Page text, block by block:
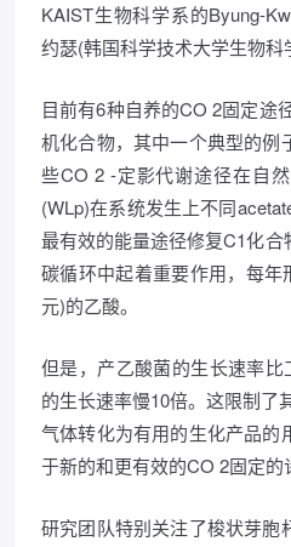
KAIST生物科学系的Byung-
约瑟(韩国科学技术大学生物科
目前有6种自养的CO 2固定途
机化合物，其中一个典型的例
些CO 2 -定影代谢途径在自
(WLp)在系统发生上不同
最有效的能量途径修复C1化
碳循环中起着重要作用，每年
元)的乙酸。
但是，产乙酸菌的生长速率
的生长速率慢10倍。这限制了
气体转化为有用的生化产品的
于新的和更有效的CO 2固定的
研究团队特别关注了梭状芽胞